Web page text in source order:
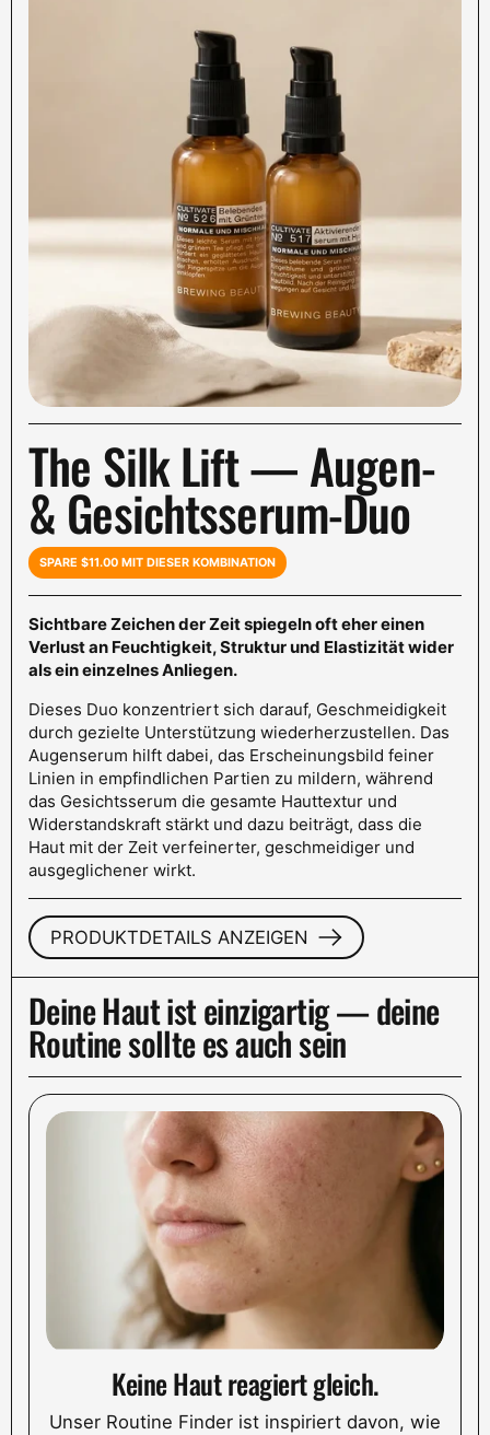
The Silk Lift — Augen-
& Gesichtsserum-Duo
SPARE $11.00 MIT DIESER KOMBINATION
Sichtbare Zeichen der Zeit spiegeln oft eher einen
Verlust an Feuchtigkeit, Struktur und Elastizität wider
als ein einzelnes Anliegen.
Dieses Duo konzentriert sich darauf, Geschmeidigkeit
durch gezielte Unterstützung wiederherzustellen. Das
Augenserum hilft dabei, das Erscheinungsbild feiner
Linien in empfindlichen Partien zu mildern, während
das Gesichtsserum die gesamte Hauttextur und
Widerstandskraft stärkt und dazu beiträgt, dass die
Haut mit der Zeit verfeinerter, geschmeidiger und
ausgeglichener wirkt.
PRODUKTDETAILS ANZEIGEN
Deine Haut ist einzigartig — deine
Routine sollte es auch sein
Keine Haut reagiert gleich.
Unser Routine Finder ist inspiriert davon, wie